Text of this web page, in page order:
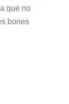
que no
bones